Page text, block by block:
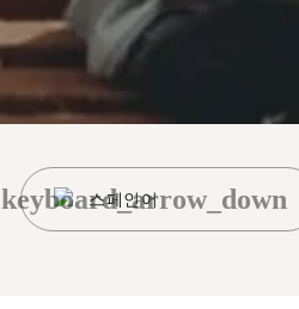
스페인어
keyboard_arrow_down